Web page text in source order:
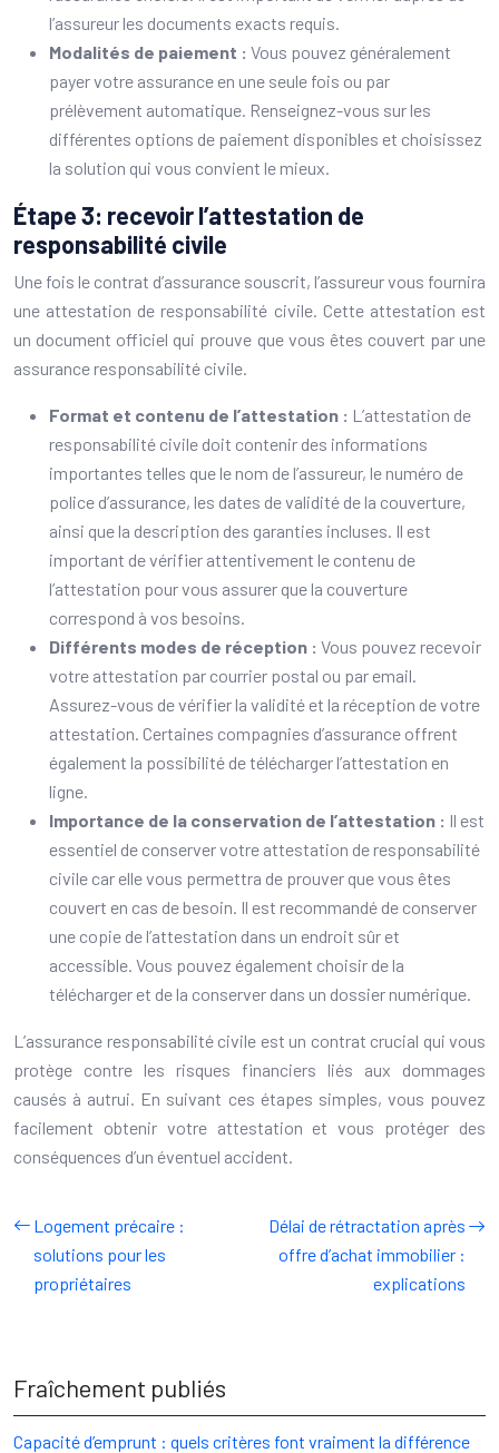
l’assureur les documents exacts requis.
Modalités de paiement : Vous pouvez généralement
payer votre assurance en une seule fois ou par
prélèvement automatique. Renseignez-vous sur les
différentes options de paiement disponibles et choisissez
la solution qui vous convient le mieux.
Étape 3: recevoir l’attestation de
responsabilité civile
Une fois le contrat d’assurance souscrit, l’assureur vous fournira
une attestation de responsabilité civile. Cette attestation est
un document officiel qui prouve que vous êtes couvert par une
assurance responsabilité civile.
Format et contenu de l’attestation : L’attestation de
responsabilité civile doit contenir des informations
importantes telles que le nom de l’assureur, le numéro de
police d’assurance, les dates de validité de la couverture,
ainsi que la description des garanties incluses. Il est
important de vérifier attentivement le contenu de
l’attestation pour vous assurer que la couverture
correspond à vos besoins.
Différents modes de réception : Vous pouvez recevoir
votre attestation par courrier postal ou par email.
Assurez-vous de vérifier la validité et la réception de votre
attestation. Certaines compagnies d’assurance offrent
également la possibilité de télécharger l’attestation en
ligne.
Importance de la conservation de l’attestation : Il est
essentiel de conserver votre attestation de responsabilité
civile car elle vous permettra de prouver que vous êtes
couvert en cas de besoin. Il est recommandé de conserver
une copie de l’attestation dans un endroit sûr et
accessible. Vous pouvez également choisir de la
télécharger et de la conserver dans un dossier numérique.
L’assurance responsabilité civile est un contrat crucial qui vous
protège contre les risques financiers liés aux dommages
causés à autrui. En suivant ces étapes simples, vous pouvez
facilement obtenir votre attestation et vous protéger des
conséquences d’un éventuel accident.
Logement précaire :
solutions pour les
propriétaires
Délai de rétractation après
offre d’achat immobilier :
explications
Fraîchement publiés
Capacité d’emprunt : quels critères font vraiment la différence